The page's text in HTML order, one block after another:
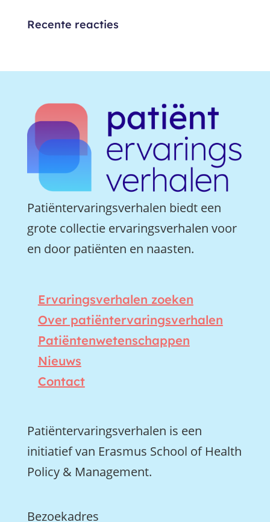
Recente reacties
Patiëntervaringsverhalen biedt een
grote collectie ervaringsverhalen voor
en door patiënten en naasten.
Ervaringsverhalen zoeken
Over patiëntervaringsverhalen
Patiëntenwetenschappen
Nieuws
Contact
Patiëntervaringsverhalen is een
initiatief van Erasmus School of Health
Policy & Management.
Bezoekadres